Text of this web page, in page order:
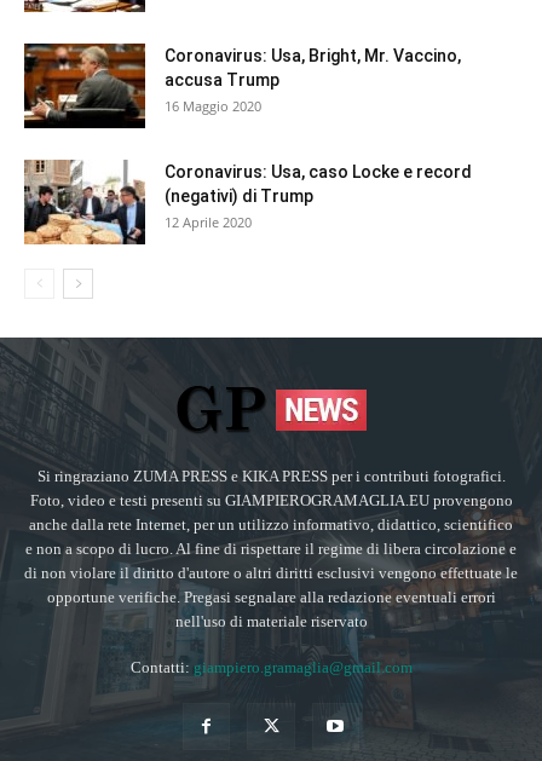
Coronavirus: Usa, Bright, Mr. Vaccino,
accusa Trump
16 Maggio 2020
Coronavirus: Usa, caso Locke e record
(negativi) di Trump
12 Aprile 2020
Si ringraziano ZUMA PRESS e KIKA PRESS per i contributi fotografici.
Foto, video e testi presenti su GIAMPIEROGRAMAGLIA.EU provengono
anche dalla rete Internet, per un utilizzo informativo, didattico, scientifico
e non a scopo di lucro. Al fine di rispettare il regime di libera circolazione e
di non violare il diritto d'autore o altri diritti esclusivi vengono effettuate le
opportune verifiche. Pregasi segnalare alla redazione eventuali errori
nell'uso di materiale riservato
Contatti: giampiero.gramaglia@gmail.com